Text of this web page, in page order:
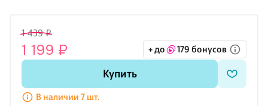
трудности в развитии, определять виды работ, которые
помогут ребенку преодолевать сложные жизненные
ситуации и повысить качество жизни. В книге излагается
история возникновения специальной психологии как отрасли
психологической науки и практики, ее методология,
1 439 ₽
1 199 ₽ + до 179 бонусов
Купить
В наличии 7 шт.